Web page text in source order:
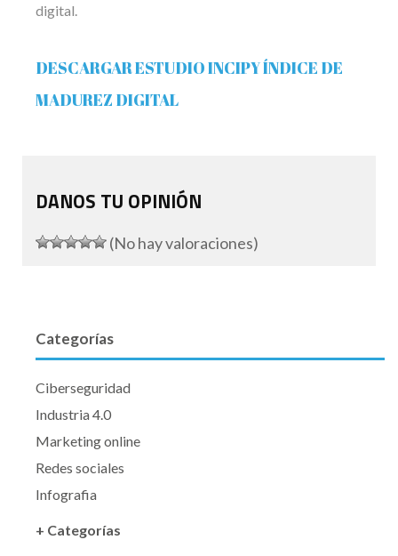
digital.
DESCARGAR ESTUDIO INCIPY ÍNDICE DE
MADUREZ DIGITAL
DANOS TU OPINIÓN
(No hay valoraciones)
Categorías
Ciberseguridad
Industria 4.0
Marketing online
Redes sociales
Infografia
+ Categorías